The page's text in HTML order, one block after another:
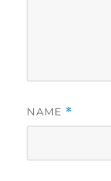
NAME *